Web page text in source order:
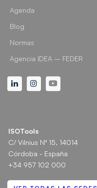
Agenda
Blog
Normas
Agencia IDEA – FEDER
LinkedinInstagramYoutube
ISOTools
C/ Vilnius Nº 15, 14014
Córdoba - España
+34 957 102 000